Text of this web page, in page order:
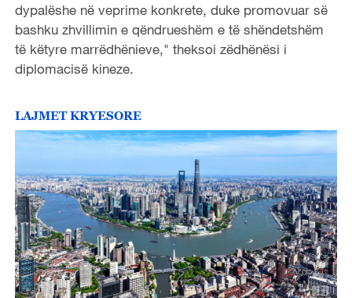
dypalëshe në veprime konkrete, duke promovuar së
bashku zhvillimin e qëndrueshëm e të shëndetshëm
të këtyre marrëdhënieve," theksoi zëdhënësi i
diplomacisë kineze.
LAJMET KRYESORE